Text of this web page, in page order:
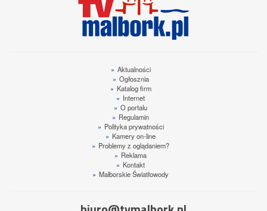
» Aktualności
» Ogłosznia
» Katalog firm
» Internet
» O portalu
» Regulamin
» Polityka prywatności
» Kamery on-line
» Problemy z oglądaniem?
» Reklama
» Kontakt
» Malborskie Światłowody